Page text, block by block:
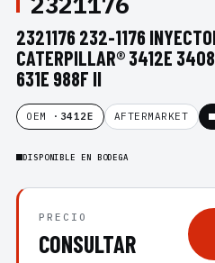
2321176 232-1176
CATERPILLAR® 3412E
631E 988F II
OEM · 3412E AFTERMARKET
DISPONIBLE EN BODEGA
PRECIO
CONSULTAR